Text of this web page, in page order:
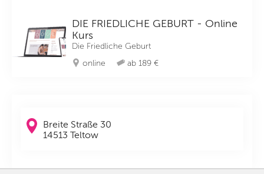
DIE FRIEDLICHE GEBURT - Online
Kurs
Die Friedliche Geburt
online
ab 189 €
Breite Straße 30
14513 Teltow